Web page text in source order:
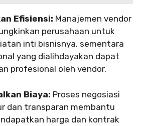
Efisiensi: Manajemen vendor
perusahaan untuk
inti bisnisnya, sementara
yang dialihdayakan dapat
profesional oleh vendor.
Biaya: Proses negosiasi
dan transparan membantu
harga dan kontrak